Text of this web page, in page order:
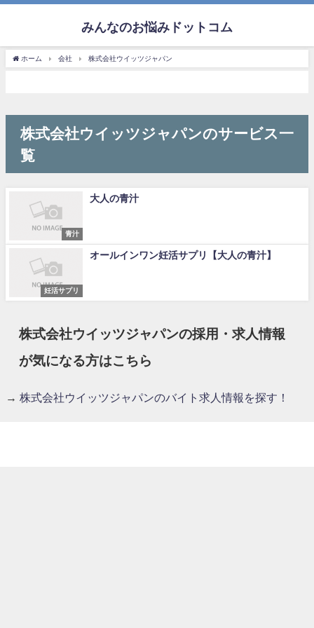
みんなのお悩みドットコム
ホーム 会社 株式会社ウイッツジャパン
株式会社ウイッツジャパンのサービス一
覧
青汁
大人の青汁
妊活サプリ
オールインワン妊活サプリ【大人の青汁】
株式会社ウイッツジャパンの採用・求人情報
が気になる方はこちら
→ 株式会社ウイッツジャパンのバイト求人情報を探す！